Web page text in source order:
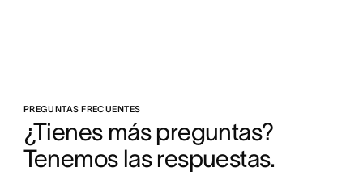
PREGUNTAS FRECUENTES
¿Tienes más preguntas?
Tenemos las respuestas.